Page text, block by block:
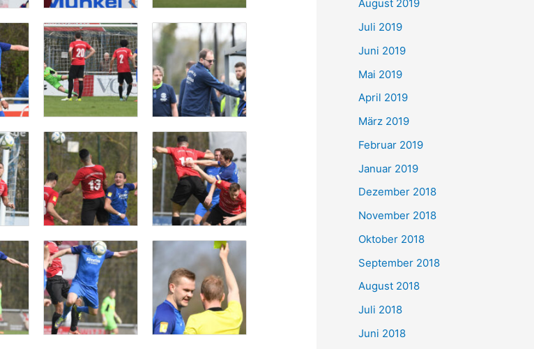
August 2019
Juli 2019
Juni 2019
Mai 2019
April 2019
März 2019
Februar 2019
Januar 2019
Dezember 2018
November 2018
Oktober 2018
September 2018
August 2018
Juli 2018
Juni 2018